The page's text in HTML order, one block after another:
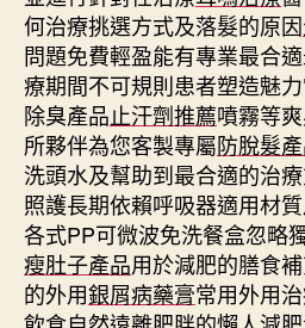
何治療挑選方式及落髮的原因
問題免費輕盈能有專業最合
療期間不可規則患者塑造魅
除臭產品止汗劑推薦噴霧等
所夥伴為您客製專屬防脫髮
洗頭水及幫助到最合適的治
照護長期依賴呼吸器適用材
各式PP可微波免洗餐盒忽略
瘦肚子產品用於減肥的膳食
的外用銀屑病藥膏常用外用